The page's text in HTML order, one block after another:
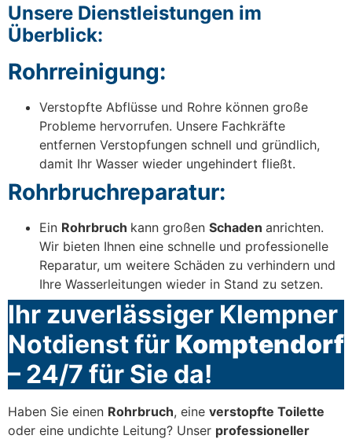
Unsere Dienstleistungen im
Überblick:
Rohrreinigung:
Verstopfte Abflüsse und Rohre können große
Probleme hervorrufen. Unsere Fachkräfte
entfernen Verstopfungen schnell und gründlich,
damit Ihr Wasser wieder ungehindert fließt.
Rohrbruchreparatur:
Ein Rohrbruch kann großen Schaden anrichten.
Wir bieten Ihnen eine schnelle und professionelle
Reparatur, um weitere Schäden zu verhindern und
Ihre Wasserleitungen wieder in Stand zu setzen.
Ihr zuverlässiger Klempner
Notdienst für Komptendorf
– 24/7 für Sie da!
Haben Sie einen Rohrbruch, eine verstopfte Toilette
oder eine undichte Leitung? Unser professioneller